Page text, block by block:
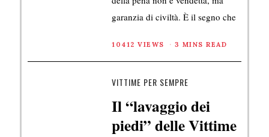
garanzia di civiltà. È il segno che
10412 VIEWS 3 MINS READ
VITTIME PER SEMPRE
Il “lavaggio dei
piedi” delle Vittime